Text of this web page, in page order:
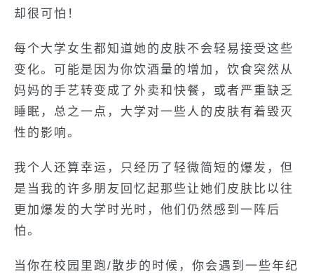
却很可怕！
每个大学女生都知道她的皮肤不会轻易接受这些
变化。可能是因为你饮酒量的增加，饮食突然从
妈妈的手艺转变成了外卖和快餐，或者严重缺乏
睡眠，总之一点，大学对一些人的皮肤有着毁灭
性的影响。
我个人还算幸运，只经历了轻微简短的爆发，但
是当我的许多朋友回忆起那些让她们皮肤比以往
更加爆发的大学时光时，他们仍然感到一阵后
怕。
当你在校园里跑/散步的时候，你会遇到一些年纪